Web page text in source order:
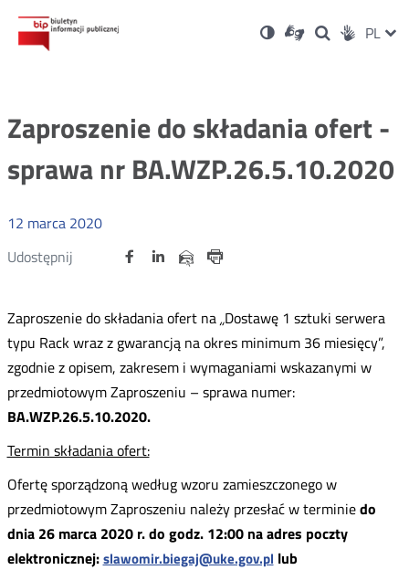
Ustawienia
Wersja
kontrastowa
Dla
niesłyszących
OtwórzOtwórz
w
Otwórz
w
Social PL
Zaproszenie do składania ofert -
sprawa nr BA.WZP.26.5.10.2020
12 marca 2020
Udostępnij
Udostępnij
Otwórz Udostępnij
na
OtwórzUdostępnij
na
OtwórzUdostępnij
przez
Zaproszenie do składania ofert na„Dostawę 1 sztuki serwera
typu Rack wraz z gwarancją na okres minimum 36 miesięcy”,
zgodnie z opisem, zakresem i wymaganiami wskazanymi w
przedmiotowym Zaproszeniu – sprawa numer:
BA.WZP.26.5.10.2020.
Termin składania ofert:
Ofertę sporządzoną według wzoru zamieszczonego w
przedmiotowym Zaproszeniu należy przesłać w terminiedo
dnia 26 marca 2020 r. do godz. 12:00 na adres poczty
elektronicznej:slawomir.biegaj@uke.gov.pl lub